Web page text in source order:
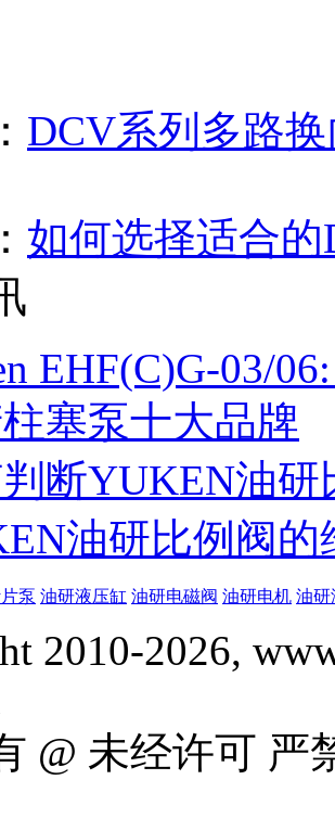
DCV系列多路
如何选择适合
EHF(C)G-03/
塞泵十大品牌
断YUKEN油
油研比例阀的
泵 油研液压缸 油研电磁阀 油研电机 油研
2010-2026,
@ 未经许可 严